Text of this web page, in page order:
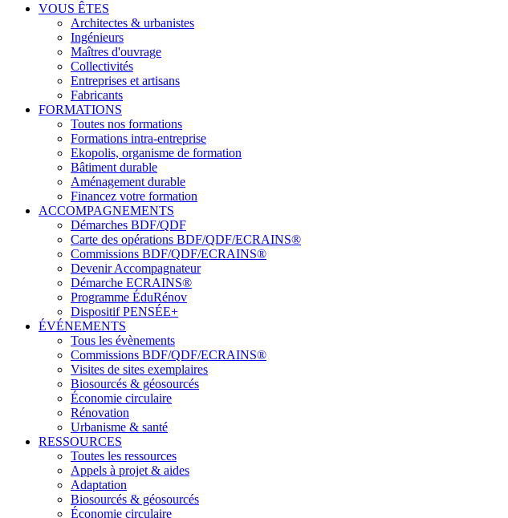
VOUS ÊTES
Architectes & urbanistes
Ingénieurs
Maîtres d'ouvrage
Collectivités
Entreprises et artisans
Fabricants
FORMATIONS
Toutes nos formations
Formations intra-entreprise
Ekopolis, organisme de formation
Bâtiment durable
Aménagement durable
Financez votre formation
ACCOMPAGNEMENTS
Démarches BDF/QDF
Carte des opérations BDF/QDF/ECRAINS®
Commissions BDF/QDF/ECRAINS®
Devenir Accompagnateur
Démarche ECRAINS®
Programme ÉduRénov
Dispositif PENSÉE+
ÉVÉNEMENTS
Tous les évènements
Commissions BDF/QDF/ECRAINS®
Visites de sites exemplaires
Biosourcés & géosourcés
Économie circulaire
Rénovation
Urbanisme & santé
RESSOURCES
Toutes les ressources
Appels à projet & aides
Adaptation
Biosourcés & géosourcés
Économie circulaire